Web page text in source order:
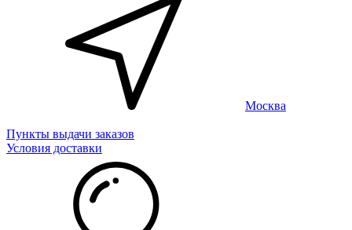
Москва
Пункты выдачи заказов
Условия доставки